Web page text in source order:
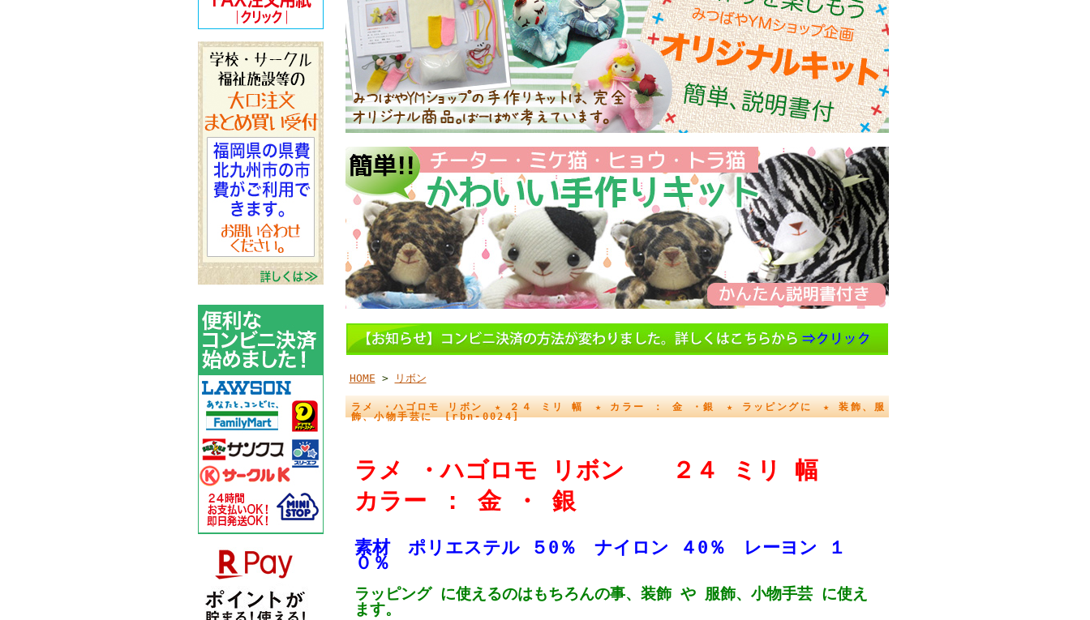
HOME > リボン
ラメ ・ハゴロモ リボン ★ ２４ ミリ 幅 ★ カラー ： 金 ・銀 ★ ラッピングに ★ 装飾、服
飾、小物手芸に [rbn-0024]
ラメ ・ハゴロモ リボン ２４ ミリ 幅
カラー ： 金 ・ 銀
素材 ポリエステル ５0％ ナイロン ４0％ レーヨン １
０％
ラッピング に使えるのはもちろんの事、装飾 や 服飾、小物手芸 に使え
ます。